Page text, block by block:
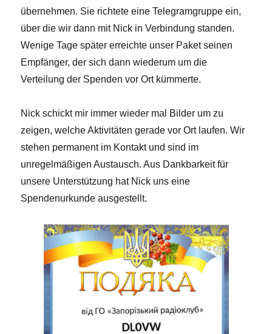
übernehmen. Sie richtete eine Telegramgruppe ein,
über die wir dann mit Nick in Verbindung standen.
Wenige Tage später erreichte unser Paket seinen
Empfänger, der sich dann wiederum um die
Verteilung der Spenden vor Ort kümmerte.
Nick schickt mir immer wieder mal Bilder um zu
zeigen, welche Aktivitäten gerade vor Ort laufen. Wir
stehen permanent im Kontakt und sind im
unregelmäßigen Austausch. Aus Dankbarkeit für
unsere Unterstützung hat Nick uns eine
Spendenurkunde ausgestellt.